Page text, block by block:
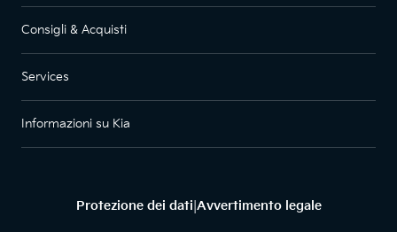
Consigli & Acquisti
Services
Informazioni su Kia
Protezione dei dati Avvertimento legale